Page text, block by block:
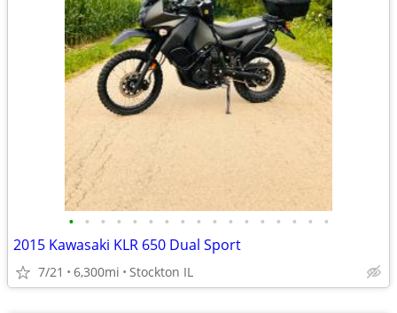
• • • • • • • • • • • • • • • • •
2015 Kawasaki KLR 650 Dual Sport
7/21 6,300mi Stockton IL